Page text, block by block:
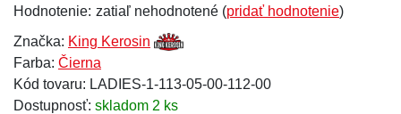
Hodnotenie: zatiaľ nehodnotené (pridať hodnotenie)
Značka: King Kerosin
Farba: Čierna
Kód tovaru: LADIES-1-113-05-00-112-00
Dostupnosť: skladom 2 ks